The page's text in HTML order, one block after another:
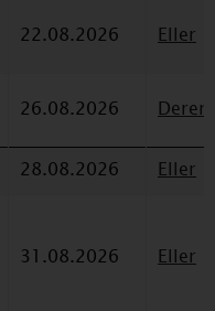
22.08.2026 Eller
26.08.2026
28.08.2026
Eller
31.08.2026 Eller